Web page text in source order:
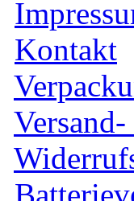
Kontakt